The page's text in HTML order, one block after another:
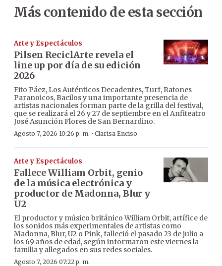
Más contenido de esta sección
Arte y Espectáculos
Pilsen ReciclArte revela el
line up por día de su edición
2026
Fito Páez, Los Auténticos Decadentes, Turf, Ratones
Paranoicos, Bacilos y una importante presencia de
artistas nacionales forman parte de la grilla del festival,
que se realizará el 26 y 27 de septiembre en el Anfiteatro
José Asunción Flores de San Bernardino.
Agosto 7, 2026 10:26 p. m. · Clarisa Enciso
Arte y Espectáculos
Fallece William Orbit, genio
de la música electrónica y
productor de Madonna, Blur y
U2
El productor y músico británico William Orbit, artífice de
los sonidos más experimentales de artistas como
Madonna, Blur, U2 o Pink, falleció el pasado 23 de julio a
los 69 años de edad, según informaron este viernes la
familia y allegados en sus redes sociales.
Agosto 7, 2026 07:22 p. m.